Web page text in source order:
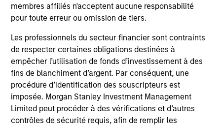
membres affiliés n'acceptent aucune responsabilité
pour toute erreur ou omission de tiers.
Les professionnels du secteur financier sont contraints
de respecter certaines obligations destinées à
empêcher l’utilisation de fonds d’investissement à des
fins de blanchiment d’argent. Par conséquent, une
procédure d’identification des souscripteurs est
imposée. Morgan Stanley Investment Management
Limited peut procéder à des vérifications et d’autres
contrôles de sécurité requis, afin de remplir les
Team Insights